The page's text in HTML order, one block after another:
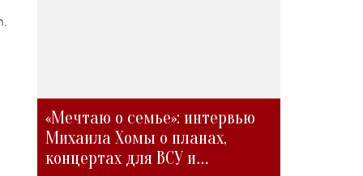
«Мечтаю о семье»: интервью
Михаила Хомы о планах,
концертах для ВСУ и